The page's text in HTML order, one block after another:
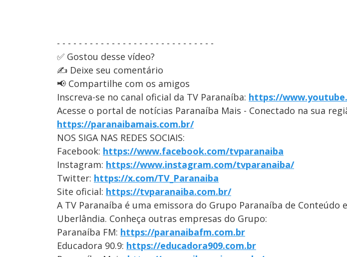
- - - - - - - - - - - - - - - - - - - - - - - - - - - - -
✅ Gostou desse vídeo?
✍️ Deixe seu comentário
📢 Compartilhe com os amigos
Inscreva-se no canal oficial da TV Paranaíba: https://
Acesse o portal de notícias Paranaíba Mais - Conectado na sua
https://paranaibamais.com.br/
NOS SIGA NAS REDES SOCIAIS:
Facebook: https://www.facebook.com/tvparanaiba
Instagram: https://www.instagram.com/tvparanaiba/
Twitter: https://x.com/TV_Paranaiba
Site oficial: https://tvparanaiba.com.br/
A TV Paranaíba é uma emissora do Grupo Paranaíba de Conteúdo
Uberlândia. Conheça outras empresas do Grupo:
Paranaíba FM: https://paranaibafm.com.br
Educadora 90.9: https://educadora909.com.br